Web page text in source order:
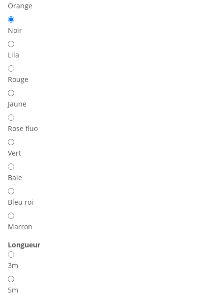
Orange
Noir
Lila
Rouge
Jaune
Rose fluo
Vert
Baie
Bleu roi
Marron
Longueur
3m
5m